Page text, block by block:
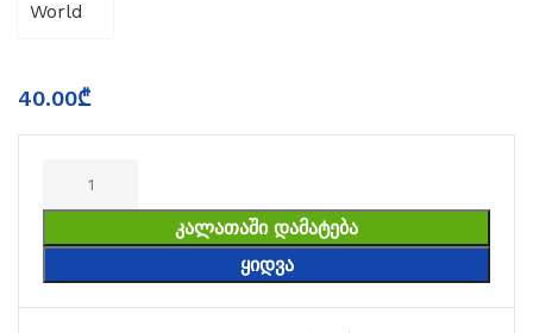
40.00₾
ᲙᲐᲚᲐᲗᲐᲨᲘ ᲓᲐᲛᲐᲢᲔᲑᲐ
ᲧᲘᲓᲕᲐ